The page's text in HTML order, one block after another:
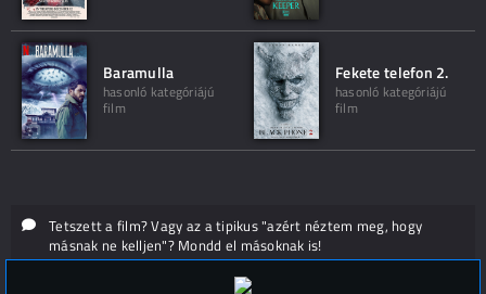
Baramulla
hasonló kategóriájú
film
Fekete telefon 2.
hasonló kategóriájú
film
Tetszett a film? Vagy az a tipikus "azért néztem meg, hogy
másnak ne kelljen"? Mondd el másoknak is!